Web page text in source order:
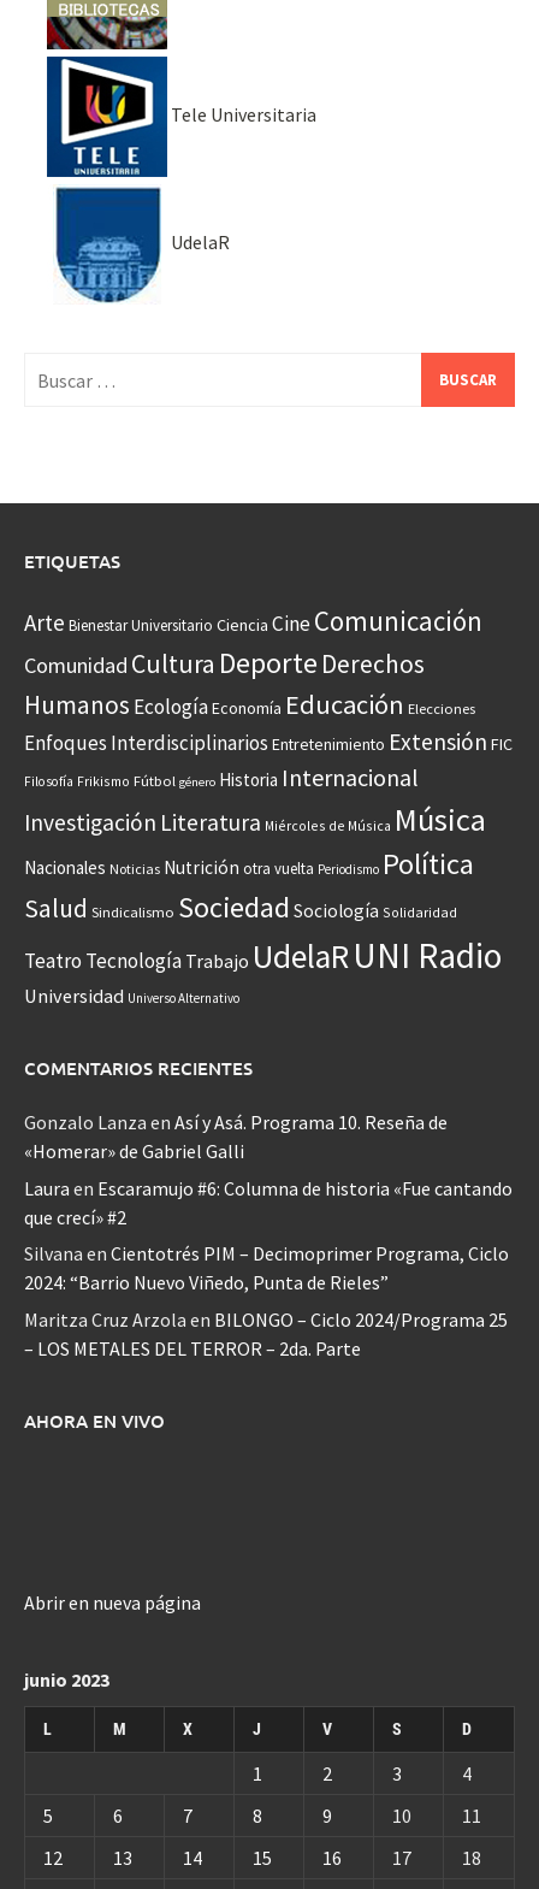
Tele Universitaria
UdelaR
ETIQUETAS
Arte Bienestar Universitario Ciencia CineComunicación
Comunidad Cultura Deporte Derechos
Humanos EcologíaEconomía Educación Elecciones
Enfoques Interdisciplinarios Entretenimiento Extensión FIC
Filosofía Frikismo Fútbol género Historia Internacional
Investigación Literatura Miércoles de Música Música
Nacionales Noticias Nutrición otra vuelta Periodismo Política
Salud Sindicalismo Sociedad Sociología Solidaridad
Teatro Tecnología Trabajo UdelaRUNI Radio
Universidad Universo Alternativo
COMENTARIOS RECIENTES
Gonzalo Lanza en Así y Asá. Programa 10. Reseña de
«Homerar» de Gabriel Galli
Laura en Escaramujo #6: Columna de historia «Fue cantando
que crecí» #2
Silvana en Cientotrés PIM – Decimoprimer Programa, Ciclo
2024: “Barrio Nuevo Viñedo, Punta de Rieles”
Maritza Cruz Arzola en BILONGO – Ciclo 2024/Programa 25
– LOS METALES DEL TERROR – 2da. Parte
AHORA EN VIVO
Abrir en nueva página
junio 2023
L M X J V S D
1 2 3
4
5
6 7 8 9 10
11
12
13 14 15 16 17
18